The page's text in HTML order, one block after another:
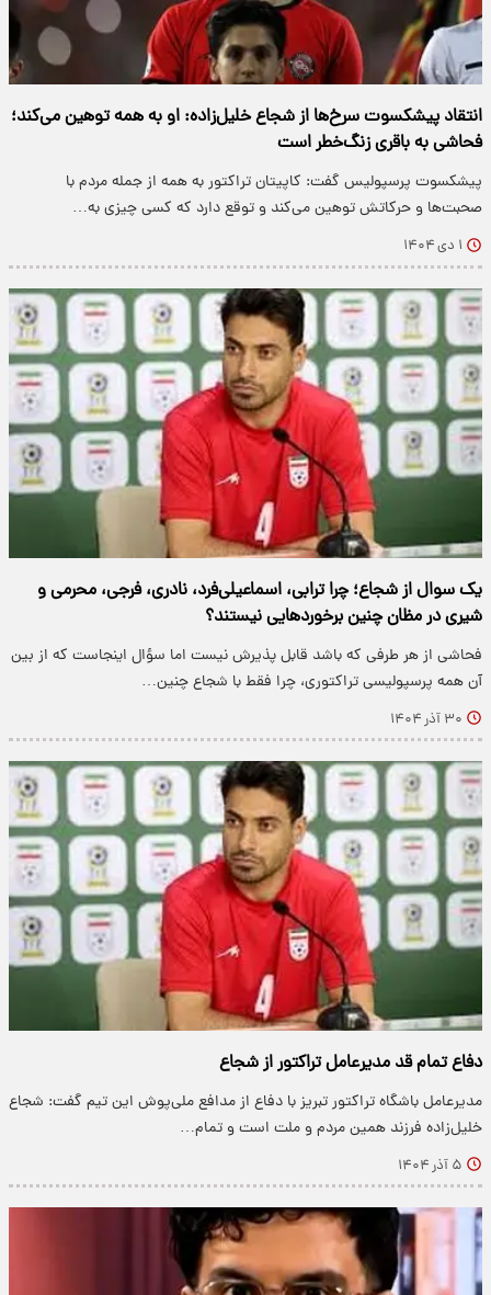
انتقاد پیشکسوت سرخ‌ها از شجاع خلیل‌زاده: او به همه توهین می‌کند؛
فحاشی به باقری زنگ‌خطر است
پیشکسوت پرسپولیس گفت: کاپیتان تراکتور به همه از جمله مردم با
صحبت‌ها و حرکاتش توهین می‌کند و توقع دارد که کسی چیزی به…
۱ دی ۱۴۰۴
یک سوال از شجاع؛ چرا ترابی، اسماعیلی‌فرد، نادری، فرجی، محرمی و
شیری در مظان چنین برخوردهایی نیستند؟
فحاشی از هر طرفی که باشد قابل پذیرش نیست اما سؤال اینجاست که از بین
آن همه پرسپولیسی تراکتوری، چرا فقط با شجاع چنین…
۳۰ آذر ۱۴۰۴
دفاع تمام قد مدیرعامل تراکتور از شجاع
مدیرعامل باشگاه تراکتور تبریز با دفاع از مدافع ملی‌پوش این تیم گفت: شجاع
خلیل‌زاده فرزند همین مردم و ملت است و تمام…
۵ آذر ۱۴۰۴